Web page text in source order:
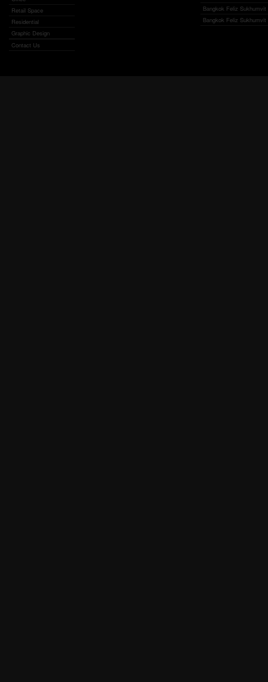
Retail Space
Residential
Graphic Design
Contact Us
Bangkok Feliz
Bangkok Feliz